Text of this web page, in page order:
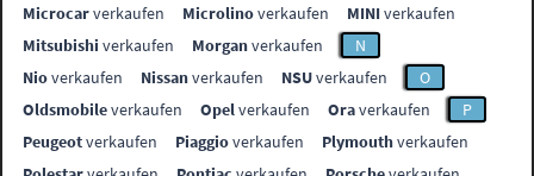
Microcarverkaufen Microlinoverkaufen MINIverkaufen
Mitsubishi verkaufen Morganverkaufen
N
Nioverkaufen Nissanverkaufen NSUverkaufen
O
Oldsmobileverkaufen Opelverkaufen Oraverkaufen
P
Peugeotverkaufen Piaggioverkaufen Plymouthverkaufen